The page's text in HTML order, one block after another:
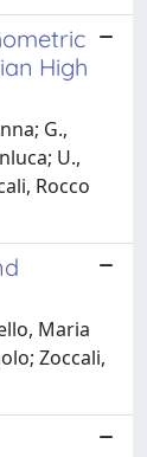
High
G.,
U.,
Rocco
Maria
Zoccali,